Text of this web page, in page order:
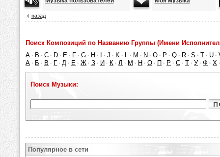
назад
Поиск Композиций по Названию Группы (Имени
A · B · C · D · E · F · G · H · · J · K · L · M · N · O · P · Q · R · S · T · U ·
А · Б · В · Г · Д · Е · Ж · З · И · К · Л · М · Н · О · П · Р · С · Т · У · Ф · Х
Поиск Музыки:
Популярное в сети